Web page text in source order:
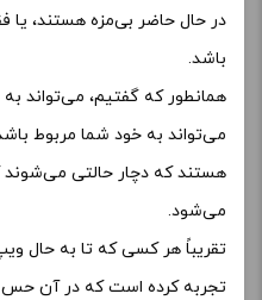
در حال حاضر بی‌مزه هستند، یا
باشد.
همانطور که گفتیم، می‌تواند
می‌تواند به خود شما مربوط
هستند که دچار حالتی می‌شوند
می‌شود.
تقریباً هر کسی که تا به حال
تجربه کرده است که در آن حس